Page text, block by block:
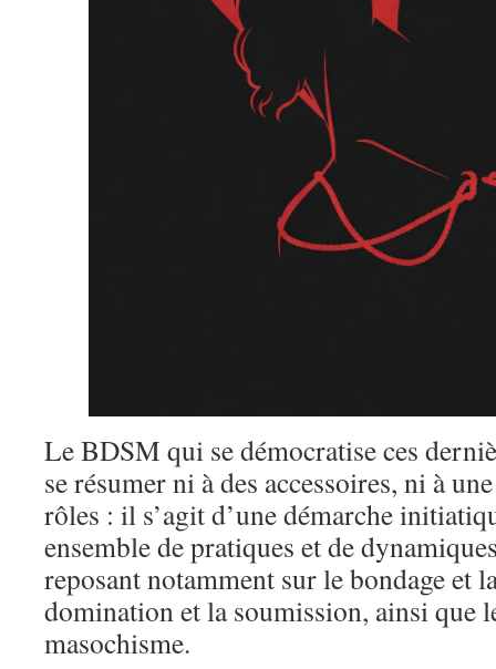
Le BDSM qui se démocratise ces
se résumer ni à des accessoires, ni à
rôles : il s’agit d’une démarche
ensemble de pratiques et de
reposant notamment sur le bondage et
domination et la soumission, ainsi que
masochisme.